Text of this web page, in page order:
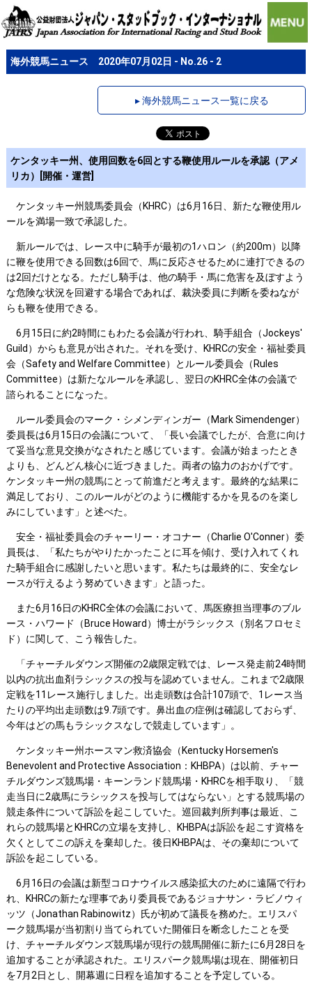
海外競馬ニュース 2020年07月02日 - No.26 - 2
▸ 海外競馬ニュース一覧に戻る
ケンタッキー州、使用回数を6回とする鞭使用ルールを承認（アメ
リカ）[開催・運営]
ケンタッキー州競馬委員会（KHRC）は6月16日、新たな鞭使用ル
ールを満場一致で承認した。
新ルールでは、レース中に騎手が最初の1ハロン（約200m）以降
に鞭を使用できる回数は6回で、馬に反応させるために連打できるの
は2回だけとなる。ただし騎手は、他の騎手・馬に危害を及ぼすよう
な危険な状況を回避する場合であれば、裁決委員に判断を委ねなが
らも鞭を使用できる。
6月15日に約2時間にもわたる会議が行われ、騎手組合（Jockeys'
Guild）からも意見が出された。それを受け、KHRCの安全・福祉委員
会（Safety and Welfare Committee）とルール委員会（Rules
Committee）は新たなルールを承認し、翌日のKHRC全体の会議で
諮られることになった。
ルール委員会のマーク・シメンディンガー（Mark Simendenger）
委員長は6月15日の会議について、「長い会議でしたが、合意に向け
て妥当な意見交換がなされたと感じています。会議が始まったとき
よりも、どんどん核心に近づきました。両者の協力のおかげです。
ケンタッキー州の競馬にとって前進だと考えます。最終的な結果に
満足しており、このルールがどのように機能するかを見るのを楽し
みにしています」と述べた。
安全・福祉委員会のチャーリー・オコナー（Charlie O'Conner）委
員長は、「私たちがやりたかったことに耳を傾け、受け入れてくれ
た騎手組合に感謝したいと思います。私たちは最終的に、安全なレ
ースが行えるよう努めていきます」と語った。
また6月16日のKHRC全体の会議において、馬医療担当理事のブル
ース・ハワード（Bruce Howard）博士がラシックス（別名フロセミ
ド）に関して、こう報告した。
「チャーチルダウンズ開催の2歳限定戦では、レース発走前24時間
以内の抗出血剤ラシックスの投与を認めていません。これまで2歳限
定戦を11レース施行しました。出走頭数は合計107頭で、1レース当
たりの平均出走頭数は9.7頭です。鼻出血の症例は確認しておらず、
今年はどの馬もラシックスなしで競走しています」。
ケンタッキー州ホースマン救済協会（Kentucky Horsemen's
Benevolent and Protective Association：KHBPA）は以前、チャー
チルダウンズ競馬場・キーンランド競馬場・KHRCを相手取り、「競
走当日に2歳馬にラシックスを投与してはならない」とする競馬場の
競走条件について訴訟を起こしていた。巡回裁判所判事は最近、こ
れらの競馬場とKHRCの立場を支持し、KHBPAは訴訟を起こす資格を
欠くとしてこの訴えを棄却した。後日KHBPAは、その棄却について
訴訟を起こしている。
6月16日の会議は新型コロナウイルス感染拡大のために遠隔で行わ
れ、KHRCの新たな理事であり委員長であるジョナサン・ラビノウィ
ッツ（Jonathan Rabinowitz）氏が初めて議長を務めた。エリスパ
ーク競馬場が当初割り当てられていた開催日を断念したことを受
け、チャーチルダウンズ競馬場が現行の競馬開催に新たに6月28日を
追加することが承認された。エリスパーク競馬場は現在、開催初日
を7月2日とし、開幕週に日程を追加することを予定している。